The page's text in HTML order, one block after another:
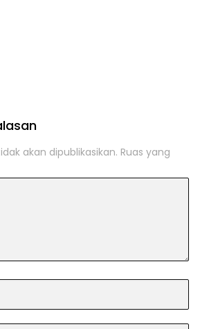
akan dipublikasikan. Ruas yang